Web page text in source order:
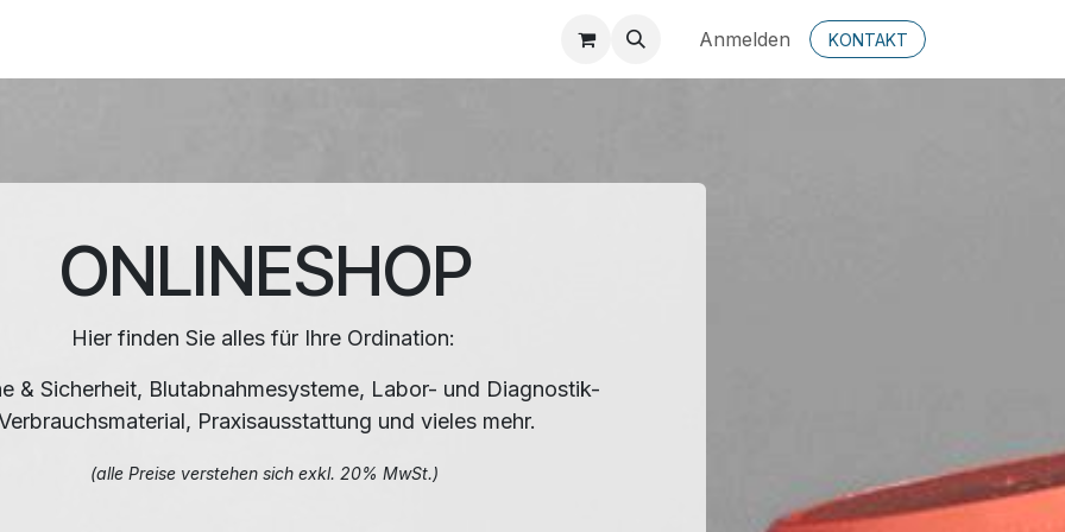
Anmelden KONTAKT
ONLINESHOP
Hier finden Sie alles für Ihre Ordination:
& Sicherheit, Blutabnahmesysteme, Labor- und Diagnostik-
Praxisausstattung und vieles mehr.
(alle Preise verstehen sich exkl. 20% MwSt.)